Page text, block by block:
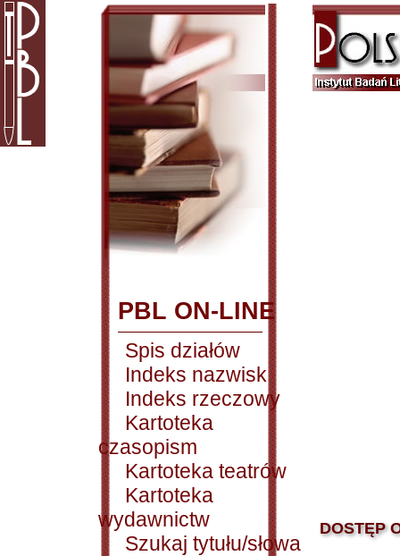
PBL ON-LINE
Spis działów
Indeks nazwisk
Indeks rzeczowy
Kartoteka
czasopism
Kartoteka teatrów
Kartoteka
wydawnictw
Szukaj tytułu/słowa
DOSTĘP